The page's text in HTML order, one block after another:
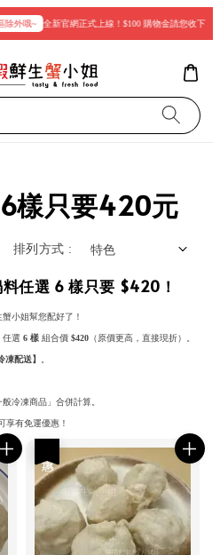
哦~ 全新官網正式上線！$100 購物金請您收下 現
樣只要420元
排列方式 :
任選 6 樣只要 $420！
小姐幫您配好了！
任選 6 樣 組合價 $420 （原價更高，直接現折）。
凍配送】
冷凍商品」合併計算。
享有免運優惠！